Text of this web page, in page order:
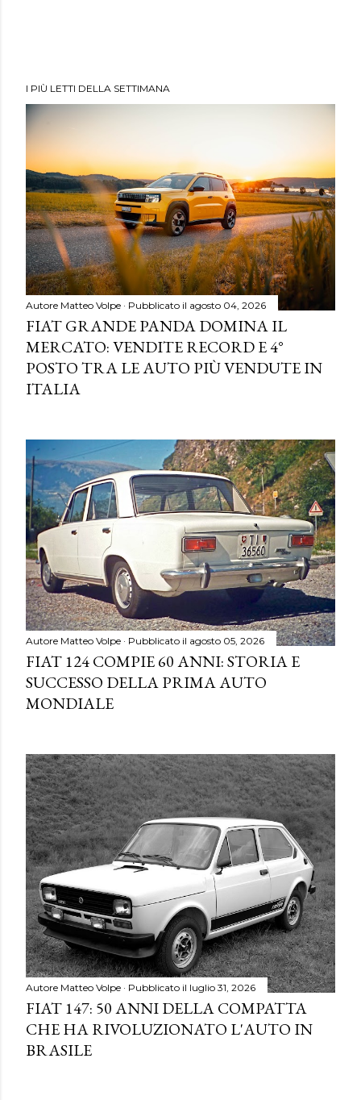
I PIÙ LETTI DELLA SETTIMANA
Autore Matteo Volpe Pubblicato il agosto 04, 2026
FIAT GRANDE PANDA DOMINA IL
MERCATO: VENDITE RECORD E 4°
POSTO TRA LE AUTO PIÙ VENDUTE IN
ITALIA
Autore Matteo Volpe Pubblicato il agosto 05, 2026
FIAT 124 COMPIE 60 ANNI: STORIA E
SUCCESSO DELLA PRIMA AUTO
MONDIALE
Autore Matteo Volpe Pubblicato il luglio 31, 2026
FIAT 147: 50 ANNI DELLA COMPATTA
CHE HA RIVOLUZIONATO L'AUTO IN
BRASILE